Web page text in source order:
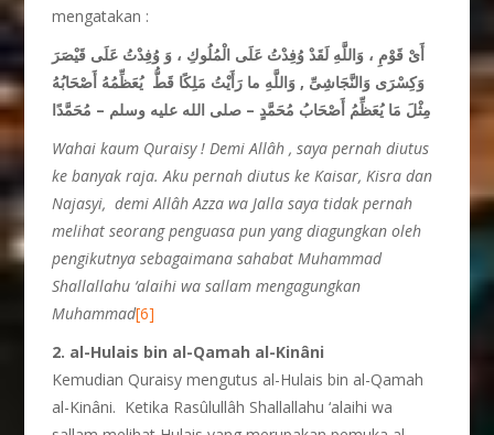
mengatakan :
أَىْ قَوْمِ ، وَاللَّهِ لَقَدْ وُفِدْتُ عَلَى الْمُلُوكِ ، وَ وُفِدْتُ عَلَى قَيْصَرَ
وَكِسْرَى وَالنَّجَاشِىِّ , وَاللَّهِ ما رَأَيْتُ مَلِكًا قَطُّ يُعَظِّمُهُ أَصْحَابُهُ
مِثْلَ مَا يُعَظِّمُ أَصْحَابُ مُحَمَّدٍ – صلى الله عليه وسلم – مُحَمَّدًا
Wahai kaum Quraisy ! Demi Allâh , saya pernah diutus
ke banyak raja. Aku pernah diutus ke Kaisar, Kisra dan
Najasyi, demi Allâh Azza wa Jalla saya tidak pernah
melihat seorang penguasa pun yang diagungkan oleh
pengikutnya sebagaimana sahabat Muhammad
Shallallahu ‘alaihi wa sallam mengagungkan
Muhammad[6]
2. al-Hulais bin al-Qamah al-Kinâni
Kemudian Quraisy mengutus al-Hulais bin al-Qamah
al-Kinâni. Ketika Rasûlullâh Shallallahu ‘alaihi wa